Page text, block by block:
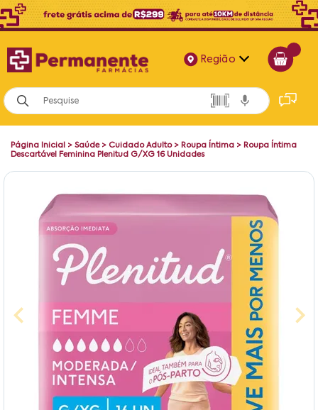
Região
Alagoas
Bahia
Página Inicial > Saúde> Cuidado Adulto> Roupa Íntima > Roupa Íntima
Descartável Feminina Plenitud G/XG 16 Unidades